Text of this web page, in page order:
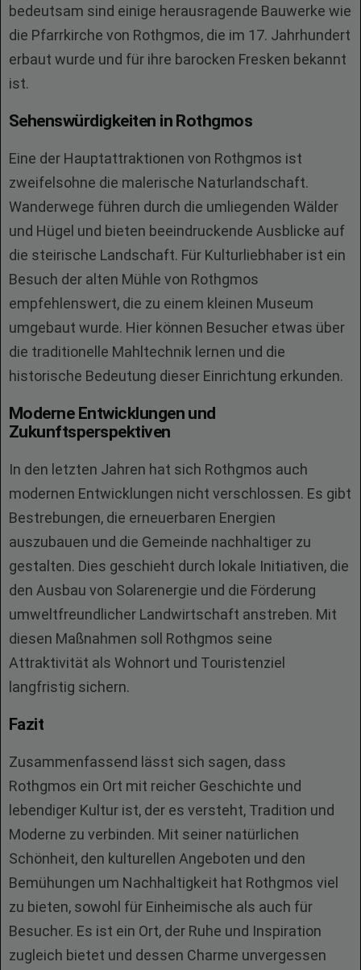
bedeutsam sind einige herausragende Bauwerke wie
die Pfarrkirche von Rothgmos, die im 17. Jahrhundert
erbaut wurde und für ihre barocken Fresken bekannt
ist.
Sehenswürdigkeiten in Rothgmos
Eine der Hauptattraktionen von Rothgmos ist
zweifelsohne die malerische Naturlandschaft.
Wanderwege führen durch die umliegenden Wälder
und Hügel und bieten beeindruckende Ausblicke auf
die steirische Landschaft. Für Kulturliebhaber ist ein
Besuch der alten Mühle von Rothgmos
empfehlenswert, die zu einem kleinen Museum
umgebaut wurde. Hier können Besucher etwas über
die traditionelle Mahltechnik lernen und die
historische Bedeutung dieser Einrichtung erkunden.
Moderne Entwicklungen und
Zukunftsperspektiven
In den letzten Jahren hat sich Rothgmos auch
modernen Entwicklungen nicht verschlossen. Es gibt
Bestrebungen, die erneuerbaren Energien
auszubauen und die Gemeinde nachhaltiger zu
gestalten. Dies geschieht durch lokale Initiativen, die
den Ausbau von Solarenergie und die Förderung
umweltfreundlicher Landwirtschaft anstreben. Mit
diesen Maßnahmen soll Rothgmos seine
Attraktivität als Wohnort und Touristenziel
langfristig sichern.
Fazit
Zusammenfassend lässt sich sagen, dass
Rothgmos ein Ort mit reicher Geschichte und
lebendiger Kultur ist, der es versteht, Tradition und
Moderne zu verbinden. Mit seiner natürlichen
Schönheit, den kulturellen Angeboten und den
Bemühungen um Nachhaltigkeit hat Rothgmos viel
zu bieten, sowohl für Einheimische als auch für
Besucher. Es ist ein Ort, der Ruhe und Inspiration
zugleich bietet und dessen Charme unvergessen